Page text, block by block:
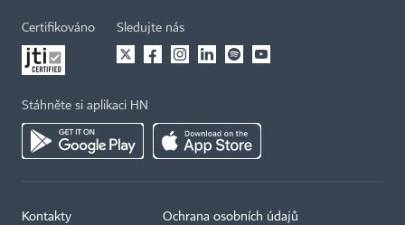
Certifikováno Sledujte nás
Stáhněte si aplikaci HN
Kontakty Ochrana osobních údajů